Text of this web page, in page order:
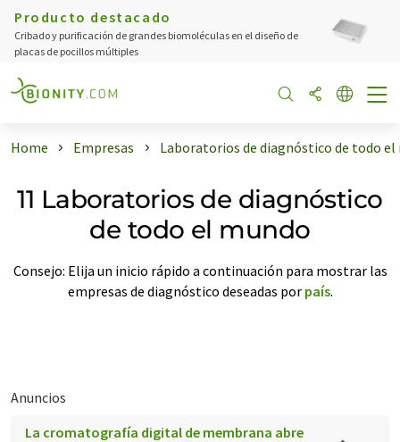
Producto destacado
Cribado y purificación de grandes biomoléculas en el diseño de
placas de pocillos múltiples
Home Empresas Laboratorios de diagnóstico de todo el
11 Laboratorios de diagnóstico
de todo el mundo
Consejo: Elija un inicio rápido a continuación para mostrar las
empresas de diagnóstico deseadas por país.
Anuncios
La cromatografía digital de membrana abre